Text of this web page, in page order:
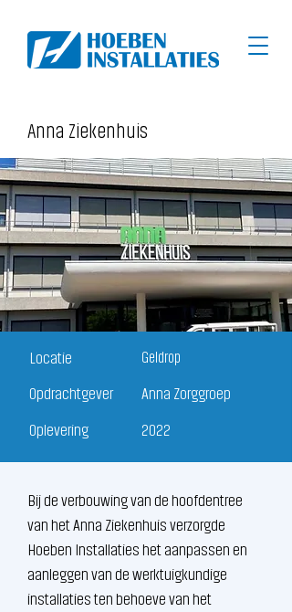
Anna Ziekenhuis
Locatie Geldrop
Opdrachtgever
Anna Zorggroep
Oplevering
2022
Bij de verbouwing van de hoofdentree
van het Anna Ziekenhuis verzorgde
Hoeben Installaties het aanpassen en
aanleggen van de werktuigkundige
installaties ten behoeve van het